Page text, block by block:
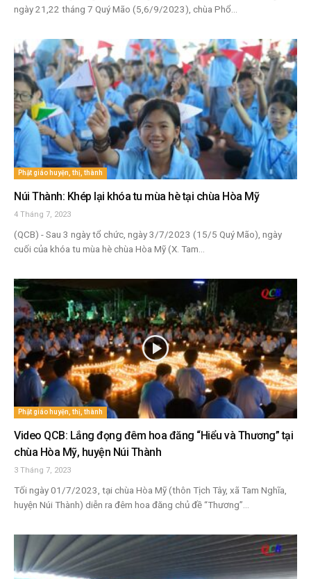
ngày 21,22 tháng 7 Quý Mão (5,6/9/2023), chùa Phổ...
Phật giáo huyện, thị, thành
Núi Thành: Khép lại khóa tu mùa hè tại chùa Hòa Mỹ
4 Tháng 7, 2023
(QCB) - Sau 3 ngày tổ chức, ngày 3/7/2023 (15/5 Quý Mão), ngày
cuối của khóa tu mùa hè chùa Hòa Mỹ (X. Tam...
Phật giáo huyện, thị, thành
Video QCB: Lắng đọng đêm hoa đăng “Hiểu và Thương” tại
chùa Hòa Mỹ, huyện Núi Thành
3 Tháng 7, 2023
Tối ngày 01/7/2023, tại chùa Hòa Mỹ (thôn Tịch Tây, xã Tam Nghĩa,
huyện Núi Thành) diễn ra đêm hoa đăng chủ đề “Thương”...